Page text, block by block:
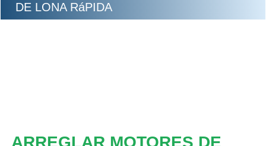
DE LONA RáPIDA
ARREGLAR MOTORES DE